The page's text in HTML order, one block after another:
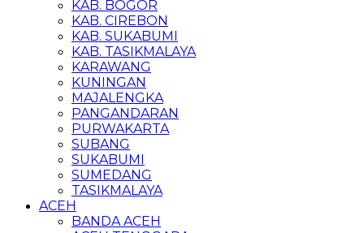
KAB. BOGOR
KAB. CIREBON
KAB. SUKABUMI
KAB. TASIKMALAYA
KARAWANG
KUNINGAN
MAJALENGKA
PANGANDARAN
PURWAKARTA
SUBANG
SUKABUMI
SUMEDANG
TASIKMALAYA
ACEH
BANDA ACEH